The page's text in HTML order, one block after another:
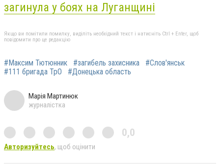
загинула у боях на Луганщині
Якщо ви помітили помилку, виділіть необхідний текст і натисніть Ctrl + Enter, щоб
повідомити про це редакцію
#Максим Тютюнник #загибель захисника
#Слов'янськ
#111 бригада ТрО
#Донецька область
Марія Мартинюк
журналістка
0,0
Авторизуйтесь, щоб оцінити